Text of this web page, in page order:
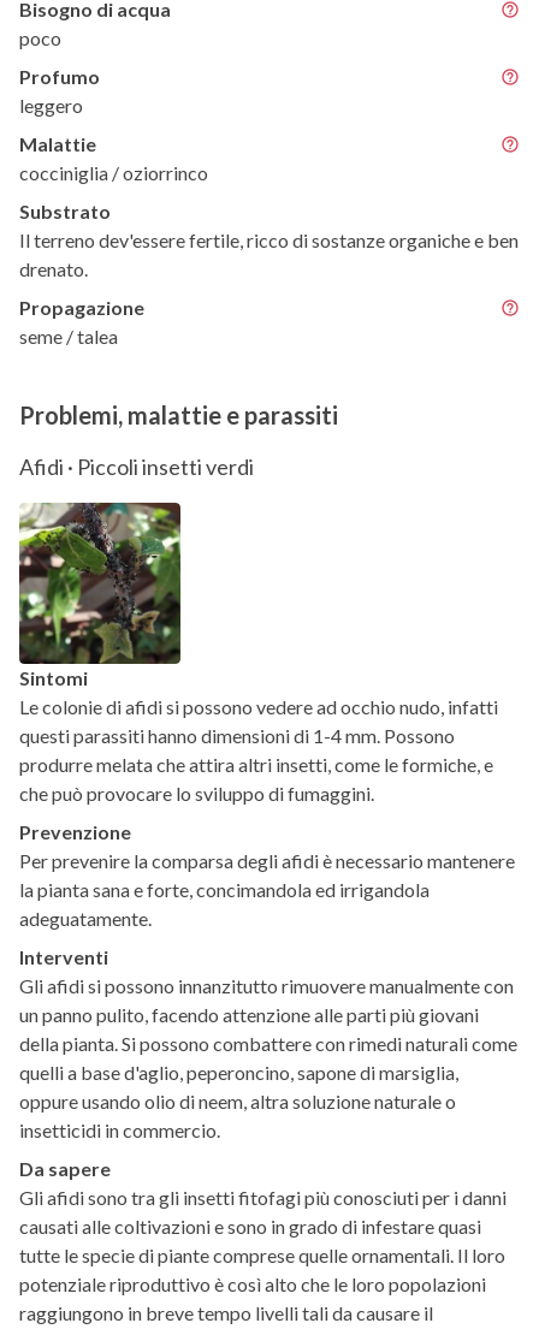
Bisogno di acqua
poco
Profumo
leggero
Malattie
cocciniglia / oziorrinco
Substrato
Il terreno dev'essere fertile, ricco di sostanze organiche e ben
drenato.
Propagazione
seme / talea
Problemi, malattie e parassiti
Afidi · Piccoli insetti verdi
Sintomi
Le colonie di afidi si possono vedere ad occhio nudo, infatti
questi parassiti hanno dimensioni di 1-4 mm. Possono
produrre melata che attira altri insetti, come le formiche, e
che può provocare lo sviluppo di fumaggini.
Prevenzione
Per prevenire la comparsa degli afidi è necessario mantenere
la pianta sana e forte, concimandola ed irrigandola
adeguatamente.
Interventi
Gli afidi si possono innanzitutto rimuovere manualmente con
un panno pulito, facendo attenzione alle parti più giovani
della pianta. Si possono combattere con rimedi naturali come
quelli a base d'aglio, peperoncino, sapone di marsiglia,
oppure usando olio di neem, altra soluzione naturale o
insetticidi in commercio.
Da sapere
Gli afidi sono tra gli insetti fitofagi più conosciuti per i danni
causati alle coltivazioni e sono in grado di infestare quasi
tutte le specie di piante comprese quelle ornamentali. Il loro
potenziale riproduttivo è così alto che le loro popolazioni
raggiungono in breve tempo livelli tali da causare il